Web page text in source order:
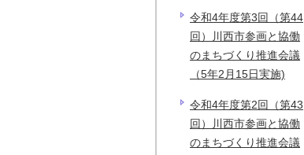
令和4年度第3回（第44
回）川西市参画と協働
のまちづくり推進会議
（5年2月15日実施)
令和4年度第2回（第43
回）川西市参画と協働
のまちづくり推進会議